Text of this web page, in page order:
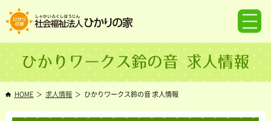
ひかりワークス鈴の音 求人情報
HOME 求人情報 ひかりワークス鈴の音 求人情報